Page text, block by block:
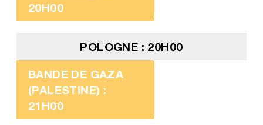
20H00
POLOGNE : 20H00
BANDE DE GAZA
(PALESTINE) :
21H00